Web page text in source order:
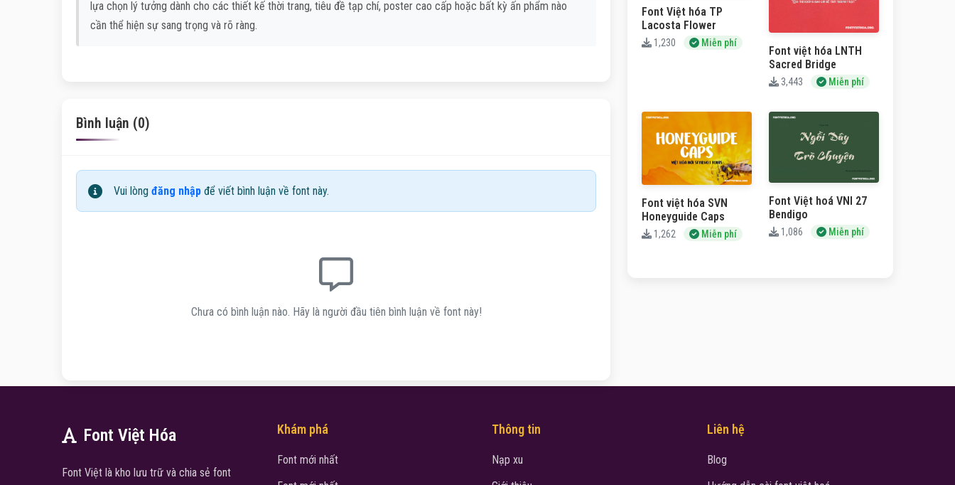
lựa chọn lý tưởng dành cho các thiết kế thời trang, tiêu đề tạp chí, poster cao cấp hoặc bất kỳ ấn phẩm nào
cần thể hiện sự sang trọng và rõ ràng.
Bình luận (0)
Vui lòng đăng nhập để viết bình luận về font này.
Chưa có bình luận nào. Hãy là người đầu tiên bình luận về font này!
Font Việt hóa TP
Lacosta Flower
1,230 Miễn phí
Font việt hóa LNTH
Sacred Bridge
3,443 Miễn phí
Font việt hóa SVN
Honeyguide Caps
1,262 Miễn phí
Font Việt hoá VNI 27
Bendigo
1,086 Miễn phí
Font Việt Hóa
Font Việt là kho lưu trữ và chia sẻ font
Khám phá
Font mới nhất
Thông tin
Nạp xu
Liên hệ
Blog